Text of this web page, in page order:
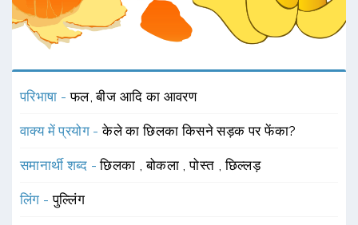
परिभाषा -फल, बीज आदि का आवरण
वाक्य में प्रयोग -केले का छिलका किसने सड़क पर फेंका?
समानार्थी शब्द -छिलका ,बोकला ,पोस्त ,छिल्लड़
लिंग -पुल्लिंग